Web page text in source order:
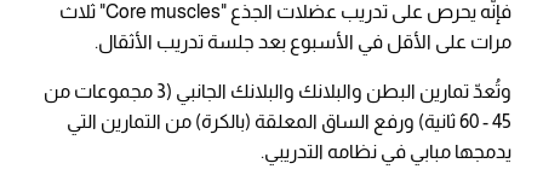
فإنّه يحرص على تدريب عضلات الجذع "Core muscles" ثلاث
مرات على الأقل في الأسبوع بعد جلسة تدريب الأثقال.
وتُعدّ تمارين البطن والبلانك والبلانك الجانبي (3 مجموعات من
45 - 60 ثانية) ورفع الساق المعلقة (بالكرة) من التمارين التي
يدمجها مبابي في نظامه التدريبي.